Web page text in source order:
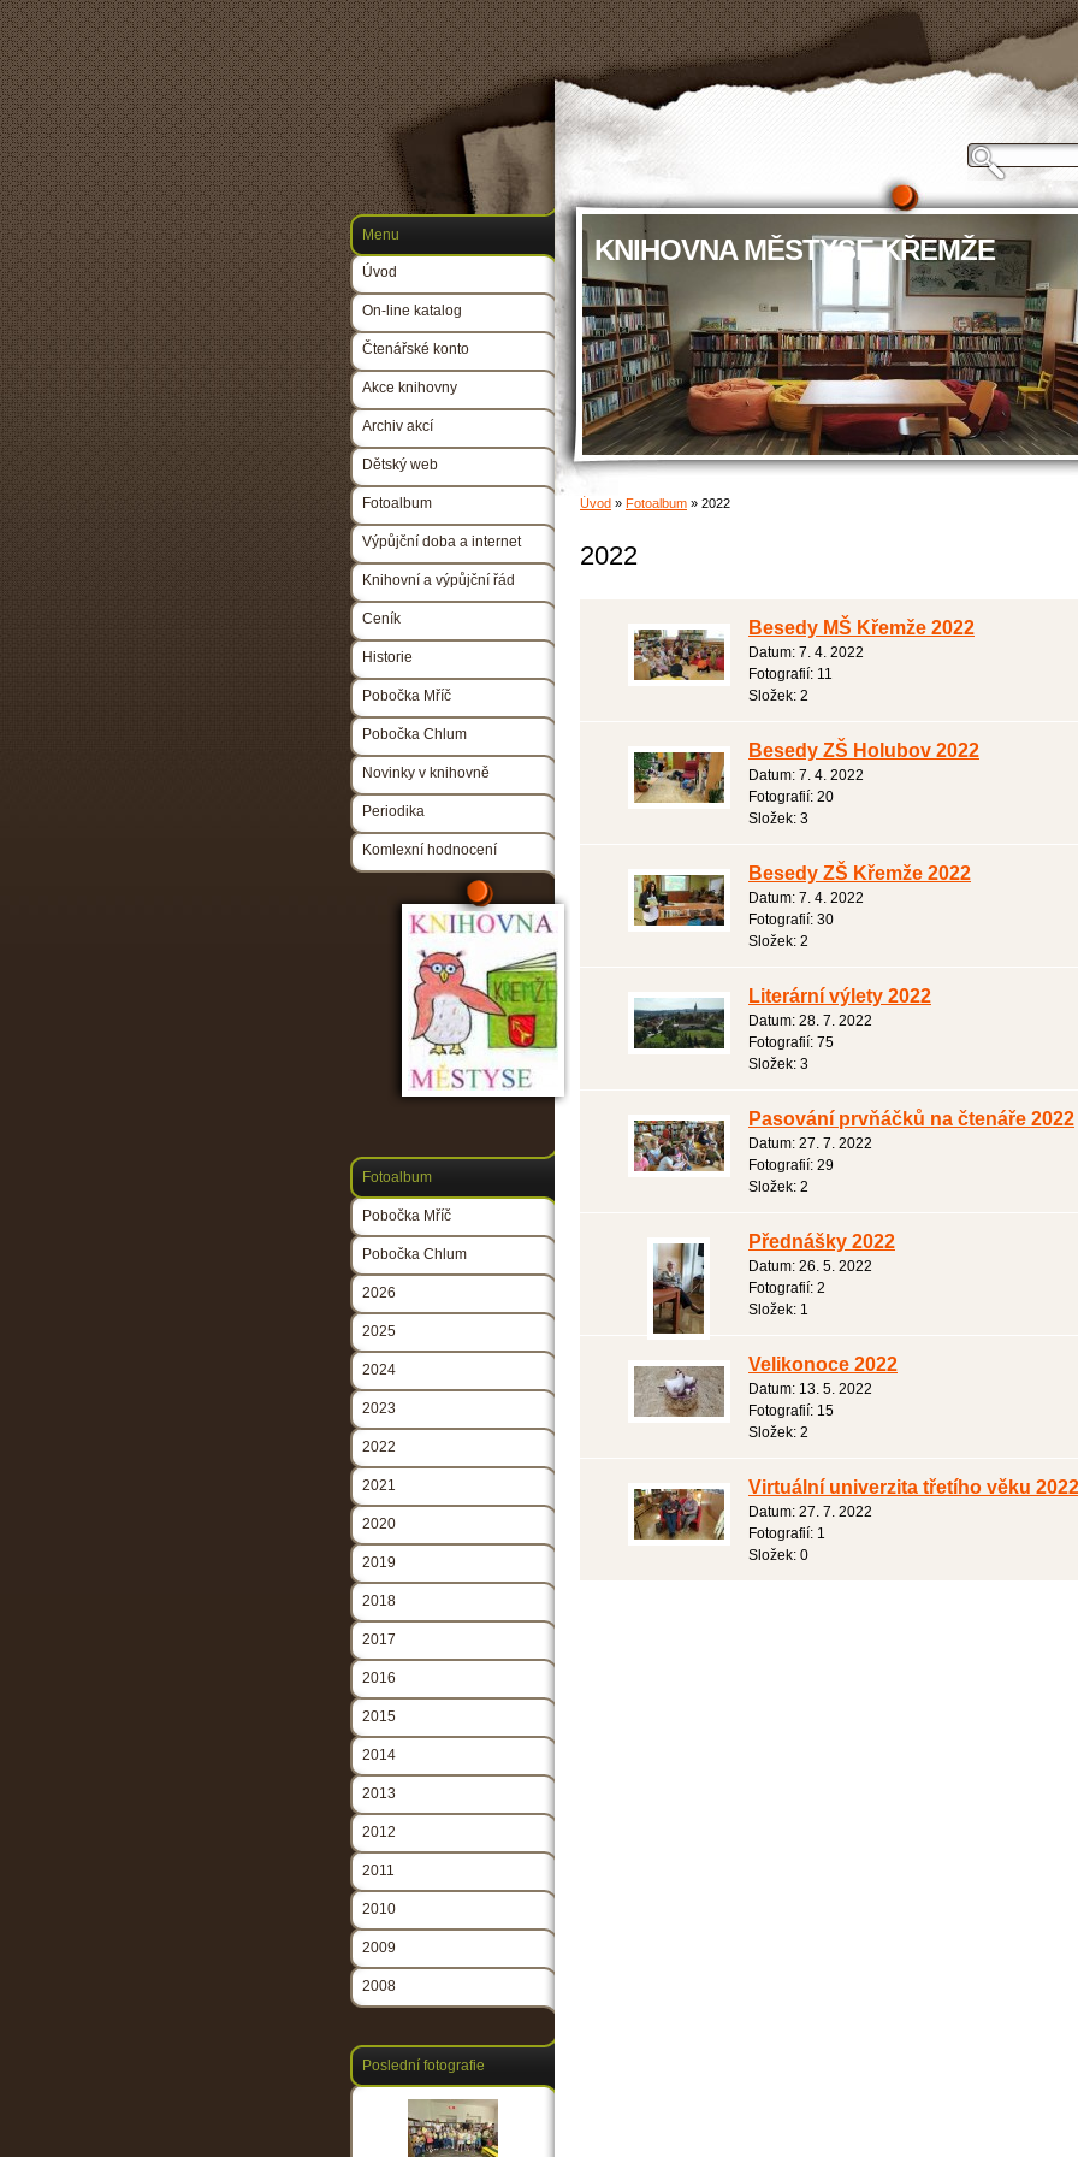
KNIHOVNA MĚSTYSE KŘEMŽE
Úvod » Fotoalbum » 2022
2022
Besedy MŠ Křemže 2022
Datum: 7. 4. 2022
Fotografií: 11
Složek: 2
Besedy ZŠ Holubov 2022
Datum: 7. 4. 2022
Fotografií: 20
Složek: 3
Besedy ZŠ Křemže 2022
Datum: 7. 4. 2022
Fotografií: 30
Složek: 2
Literární výlety 2022
Datum: 28. 7. 2022
Fotografií: 75
Složek: 3
Pasování prvňáčků na čtenáře 2022
Datum: 27. 7. 2022
Fotografií: 29
Složek: 2
Přednášky 2022
Datum: 26. 5. 2022
Fotografií: 2
Složek: 1
Velikonoce 2022
Datum: 13. 5. 2022
Fotografií: 15
Složek: 2
Virtuální univerzita třetího věku 2022
Datum: 27. 7. 2022
Fotografií: 1
Složek: 0
Menu
Úvod
On-line katalog
Čtenářské konto
Akce knihovny
Archiv akcí
Dětský web
Fotoalbum
Výpůjční doba a internet
Knihovní a výpůjční řád
Ceník
Historie
Pobočka Mříč
Pobočka Chlum
Novinky v knihovně
Periodika
Komlexní hodnocení
Fotoalbum
Pobočka Mříč
Pobočka Chlum
2026
2025
2024
2023
2022
2021
2020
2019
2018
2017
2016
2015
2014
2013
2012
2011
2010
2009
2008
Poslední fotografie